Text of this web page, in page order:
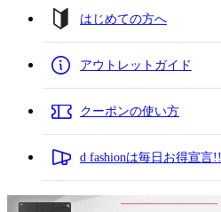
はじめての方へ
アウトレットガイド
クーポンの使い方
d fashionは毎日お得宣言!!